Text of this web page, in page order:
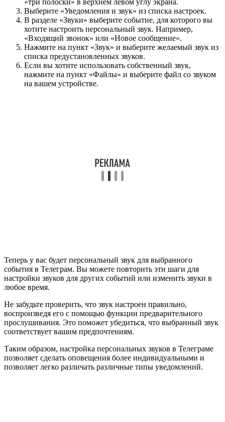
«три полоски» в верхнем левом углу экрана.
Выберите «Уведомления и звук» из списка настроек.
В разделе «Звуки» выберите событие, для которого вы
хотите настроить персональный звук. Например,
«Входящий звонок» или «Новое сообщение».
Нажмите на пункт «Звук» и выберите желаемый звук из
списка предустановленных звуков.
Если вы хотите использовать собственный звук,
нажмите на пункт «Файлы» и выберите файл со звуком
на вашем устройстве.
Теперь у вас будет персональный звук для выбранного
события в Телеграм. Вы можете повторить эти шаги для
настройки звуков для других событий или изменить звуки в
любое время.
Не забудьте проверить, что звук настроен правильно,
воспроизведя его с помощью функции предварительного
прослушивания. Это поможет убедиться, что выбранный звук
соответствует вашим предпочтениям.
Таким образом, настройка персональных звуков в Телеграме
позволяет сделать оповещения более индивидуальными и
позволяет легко различать различные типы уведомлений.